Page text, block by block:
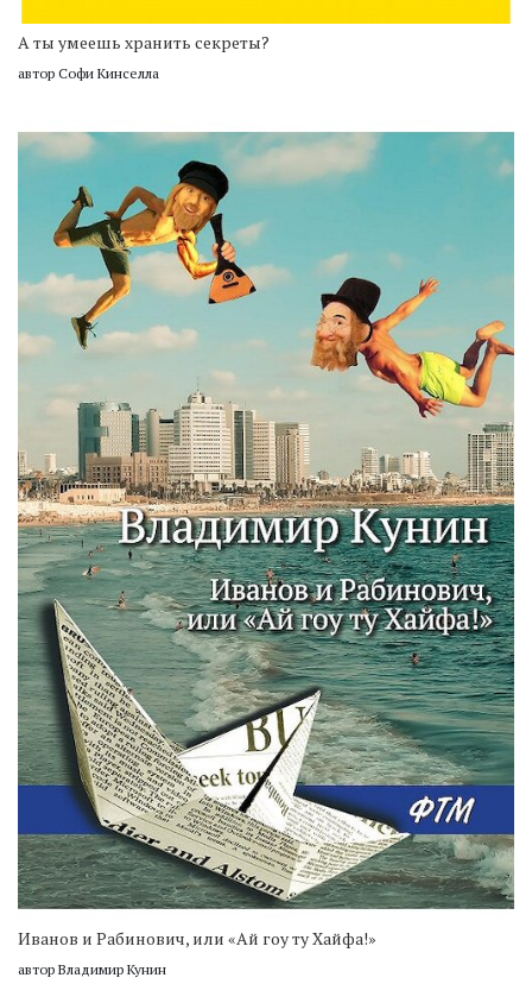
А ты умеешь хранить секреты?
автор Софи Кинселла
Иванов и Рабинович, или «Ай гоу ту Хайфа!»
автор Владимир Кунин